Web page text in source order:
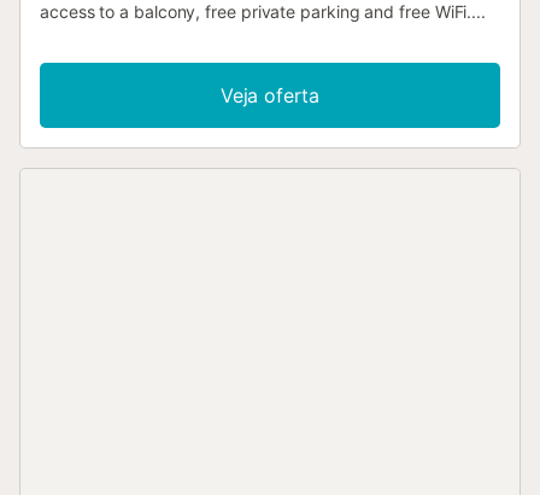
access to a balcony, free private parking and free WiFi....
Veja oferta